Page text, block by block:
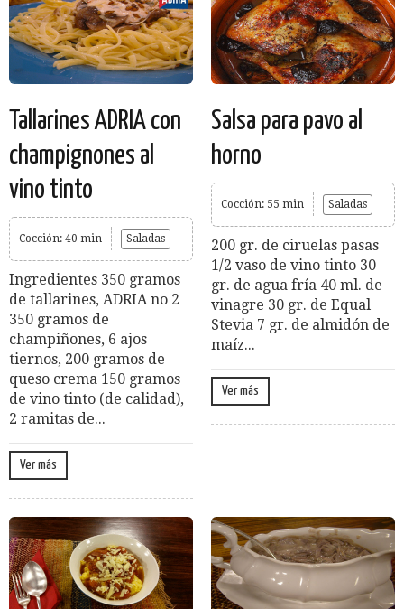
Tallarines ADRIA con
champignones al
vino tinto
Cocción: 40 min Saladas
Ingredientes 350 gramos
de tallarines, ADRIA no 2
350 gramos de
champiñones, 6 ajos
tiernos, 200 gramos de
queso crema 150 gramos
de vino tinto (de calidad),
2 ramitas de...
Ver más
Salsa para pavo al
horno
Cocción: 55 min Saladas
200 gr. de ciruelas pasas
1/2 vaso de vino tinto 30
gr. de agua fría 40 ml. de
vinagre 30 gr. de Equal
Stevia 7 gr. de almidón de
maíz...
Ver más